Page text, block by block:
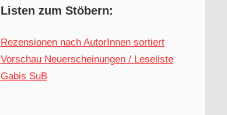
Listen zum Stöbern:
Rezensionen nach AutorInnen sortiert
Vorschau Neuerscheinungen / Leseliste
Gabis SuB